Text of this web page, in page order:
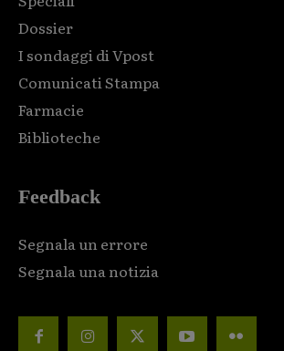
Dossier
I sondaggi di Vpost
Comunicati Stampa
Farmacie
Biblioteche
Feedback
Segnala un errore
Segnala una notizia